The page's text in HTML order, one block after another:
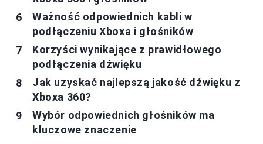
Ważność odpowiednich kabli w
podłączeniu Xboxa i głośników
Korzyści wynikające z prawidłowego
podłączenia dźwięku
Jak uzyskać najlepszą jakość dźwięku z
Xboxa 360?
Wybór odpowiednich głośników ma
kluczowe znaczenie